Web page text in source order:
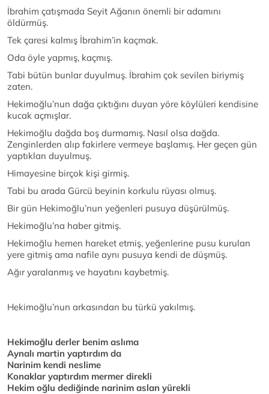
İbrahim çatışmada Seyit Ağanın önemli bir adamını
öldürmüş.
Tek çaresi kalmış İbrahim’in kaçmak.
Oda öyle yapmış, kaçmış.
Tabi bütün bunlar duyulmuş. İbrahim çok sevilen biriymiş
zaten.
Hekimoğlu’nun dağa çıktığını duyan yöre köylüleri kendisine
kucak açmışlar.
Hekimoğlu dağda boş durmamış. Nasıl olsa dağda.
Zenginlerden alıp fakirlere vermeye başlamış. Her geçen gün
yaptıkları duyulmuş.
Himayesine birçok kişi girmiş.
Tabi bu arada Gürcü beyinin korkulu rüyası olmuş.
Bir gün Hekimoğlu’nun yeğenleri pusuya düşürülmüş.
Hekimoğlu’na haber gitmiş.
Hekimoğlu hemen hareket etmiş, yeğenlerine pusu kurulan
yere gitmiş ama nafile aynı pusuya kendi de düşmüş.
Ağır yaralanmış ve hayatını kaybetmiş.
Hekimoğlu’nun arkasından bu türkü yakılmış.
Hekimoğlu derler benim aslıma
Aynalı martin yaptırdım da
Narinim kendi neslime
Konaklar yaptırdım mermer direkli
Hekim oğlu dediğinde narinim aslan yürekli